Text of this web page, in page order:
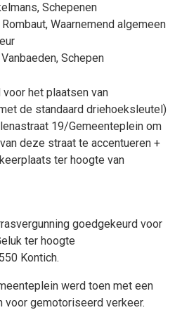
, Schepenen
, Waarnemend algemeen
, Schepen
het plaatsen van
de standaard driehoeksleutel)
19/Gemeenteplein om
deze straat te accentueren +
ter hoogte van
goedgekeurd voor
ter hoogte
Kontich.
werd toen met een
gemotoriseerd verkeer.